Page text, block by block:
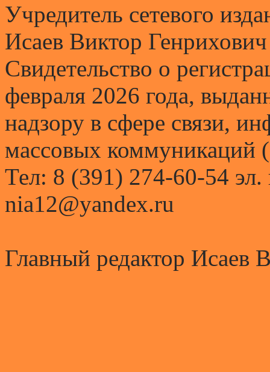
Учредитель сетевого
Исаев Виктор Генрихович
Свидетельство о
февраля 2026 года,
надзору в сфере связи,
массовых коммуникаций
Тел: 8 (391) 274-60-54 эл.
nia12@yandex.ru
Главный редактор Исаев